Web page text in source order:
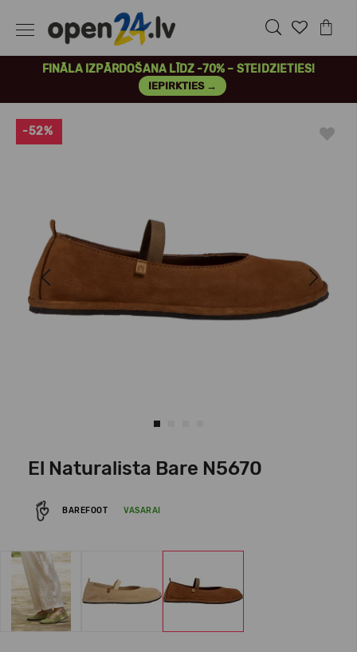
FINĀLA IZPĀRDOŠANA LĪDZ -70% – STEIDZIETIES!
IEPIRKTIES →
Next
-52%
El Naturalista Bare N5670
BAREFOOT VASARAI